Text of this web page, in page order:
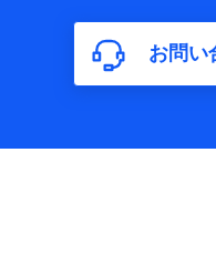
構成、住所、dポイ
含まれます。
利用情報
ご契約状態・ご利用
関する情報、アプリ
報、購入されたサー
に関する情報、アン
お問い